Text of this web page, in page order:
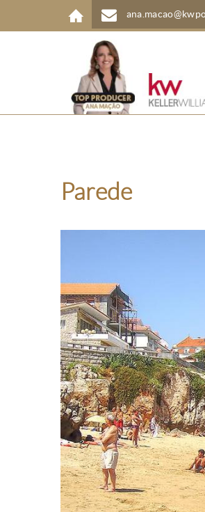
Passar para o conteúdo principal
Parede